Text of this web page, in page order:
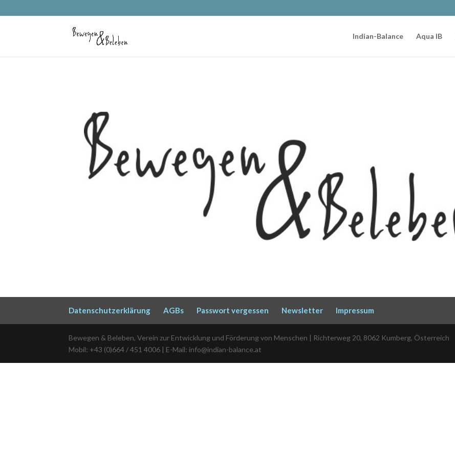
Indian-Balance Aqua IB
Datenschutzerklärung AGBs Passwort vergessen Newsletter Impressum
Bewegen & Beleben, Verein zur Entwicklung und Förderung von Menschen | Richterweg 20, 8062 Kumberg, Österreich
Mobil: +43 (0)664 / 451 4006 | E-Mail: info@indian-balance.at